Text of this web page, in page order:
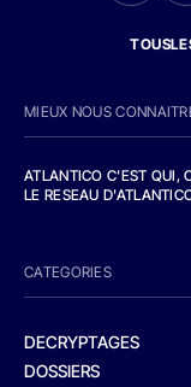
MIEUX NOUS
ATLANTICO C'EST QUI,
LE RESEAU
CATEGORIES
DECRYPTAGES
DOSSIERS